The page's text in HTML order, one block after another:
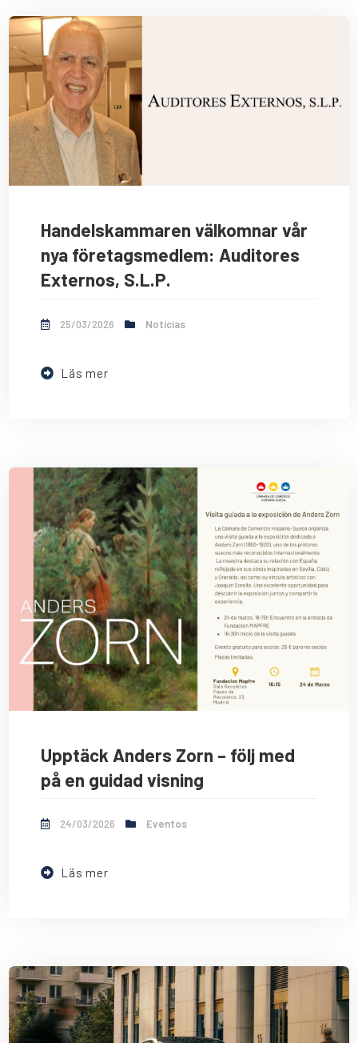
Handelskammaren välkomnar vår
nya företagsmedlem: Auditores
Externos, S.L.P.
25/03/2026 Noticias
Läs mer
Upptäck Anders Zorn – följ med
på en guidad visning
24/03/2026 Eventos
Läs mer